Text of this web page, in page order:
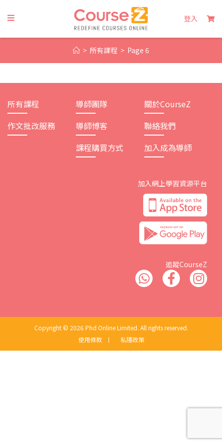
content
登入
> 所有課程 > Page 6
所有課程
作文批改服務
導師團隊
導師博客
課程購買方式
關於CourseZ
聯絡我們
加入成為導師
加入網上學習資源平台
追蹤CourseZ
Copyright © 2026 Phd Online Limited. All rights reserved.
使用條款
丨 私隱政策